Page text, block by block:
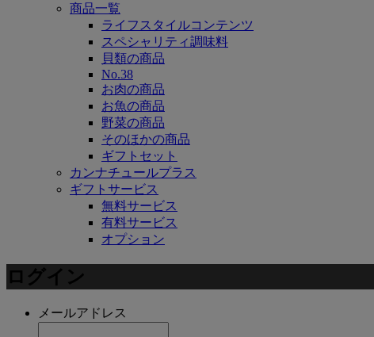
商品一覧
ライフスタイルコンテンツ
スペシャリティ調味料
貝類の商品
No.38
お肉の商品
お魚の商品
野菜の商品
そのほかの商品
ギフトセット
カンナチュールプラス
ギフトサービス
無料サービス
有料サービス
オプション
ログイン
メールアドレス